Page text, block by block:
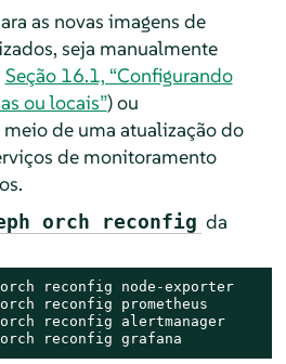
as novas imagens de
seja manualmente
Seção 16.1, “Configurando
ou locais”) ou
de uma atualização do
de monitoramento
orch reconfig da
ceph orch reconfig node-exporter
ceph orch reconfig alertmanager
orch reconfig grafana